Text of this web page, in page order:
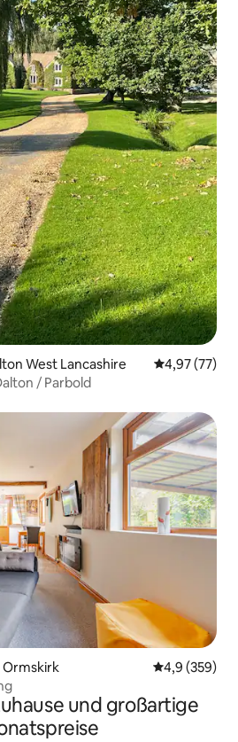
West Lancashire
4,97 (77)
/ Parbold
Ormskirk
4,9 (359)
und großartige